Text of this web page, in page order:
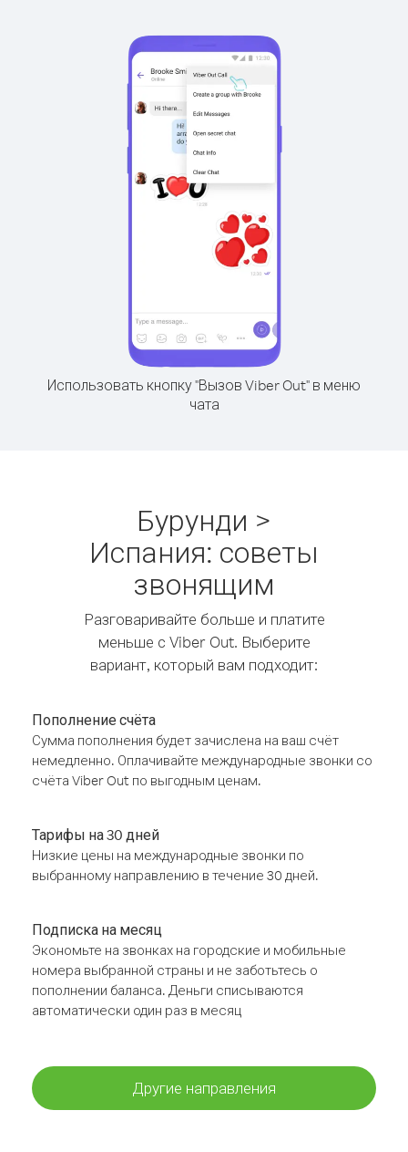
Использовать кнопку "Вызов Viber Out" в меню
чата
Бурунди >
Испания: советы
звонящим
Разговаривайте больше и платите
меньше с Viber Out. Выберите
вариант, который вам подходит:
Пополнение счёта
Сумма пополнения будет зачислена на ваш счёт
немедленно. Оплачивайте международные звонки со
счёта Viber Out по выгодным ценам.
Тарифы на 30 дней
Низкие цены на международные звонки по
выбранному направлению в течение 30 дней.
Подписка на месяц
Экономьте на звонках на городские и мобильные
номера выбранной страны и не заботьтесь о
пополнении баланса. Деньги списываются
автоматически один раз в месяц
Другие направления